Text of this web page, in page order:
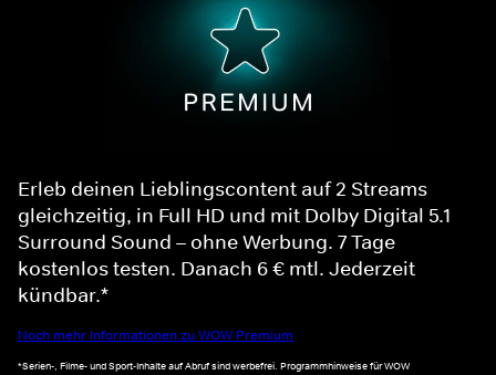
Erleb deinen Lieblingscontent auf 2 Streams
gleichzeitig, in Full HD und mit Dolby Digital 5.1
Surround Sound – ohne Werbung. 7 Tage
kostenlos testen. Danach 6 € mtl. Jederzeit
kündbar.*
Noch mehr Informationen zu WOW Premium
*Serien-, Filme- und Sport-Inhalte auf Abruf sind werbefrei. Programmhinweise für WOW